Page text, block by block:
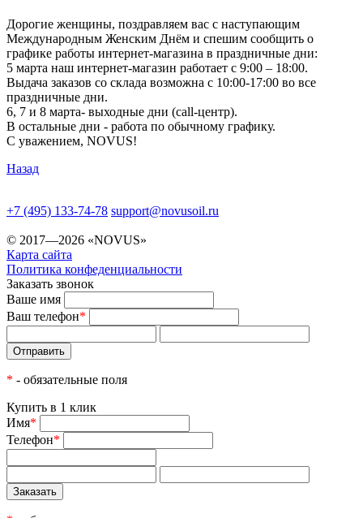
Дорогие женщины, поздравляем вас с наступающим
Международным Женским Днём и спешим сообщить о
графике работы интернет-магазина в праздничные дни:
5 марта наш интернет-магазин работает с 9:00 – 18:00.
Выдача заказов со склада возможна с 10:00-17:00 во все
праздничные дни.
6, 7 и 8 марта- выходные дни (call-центр).
В остальные дни - работа по обычному графику.
С уважением, NOVUS!
Назад
+7 (495) 133-74-78 support@novusoil.ru
© 2017—2026 «NOVUS»
Карта сайта
Политика конфеденциальности
Заказать звонок
Ваше имя
Ваш телефон*
* - обязательные поля
Купить в 1 клик
Имя*
Телефон*